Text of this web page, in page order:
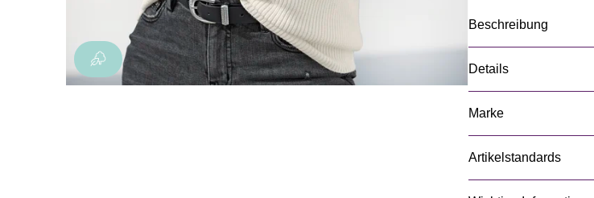
Beschreibung
Details
Marke
Artikelstandards